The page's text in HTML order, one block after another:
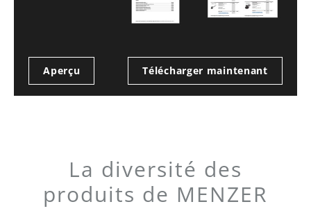
Aperçu Télécharger maintenant
La diversité des
produits de MENZER